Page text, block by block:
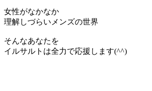
女性がなかなか
理解しづらいメンズの世界
そんなあなたを
イルサルトは全力で応援します(^^)